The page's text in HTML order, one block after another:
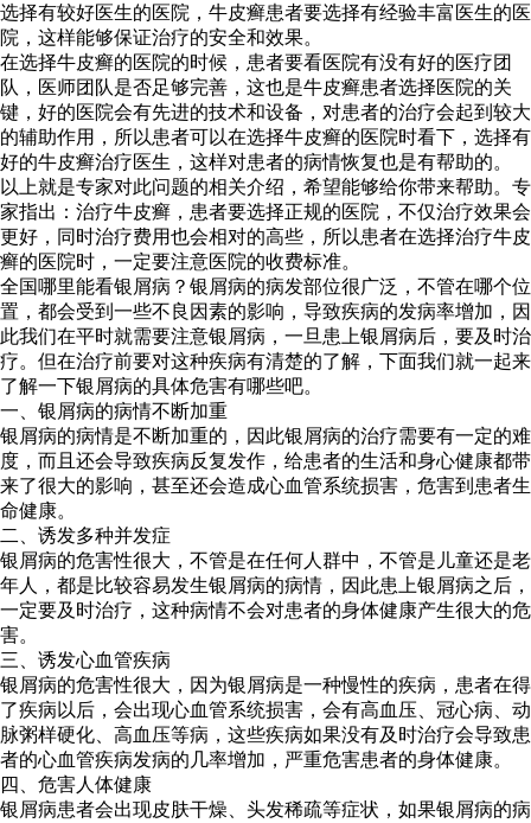
选择有较好医生的医院，牛皮癣患者要选择有经验丰富医生的医
院，这样能够保证治疗的安全和效果。
在选择牛皮癣的医院的时候，患者要看医院有没有好的医疗团
队，医师团队是否足够完善，这也是牛皮癣患者选择医院的关
键，好的医院会有先进的技术和设备，对患者的治疗会起到较大
的辅助作用，所以患者可以在选择牛皮癣的医院时看下，选择有
好的牛皮癣治疗医生，这样对患者的病情恢复也是有帮助的。
以上就是专家对此问题的相关介绍，希望能够给你带来帮助。专
家指出：治疗牛皮癣，患者要选择正规的医院，不仅治疗效果会
更好，同时治疗费用也会相对的高些，所以患者在选择治疗牛皮
癣的医院时，一定要注意医院的收费标准。
全国哪里能看银屑病？银屑病的病发部位很广泛，不管在哪个位
置，都会受到一些不良因素的影响，导致疾病的发病率增加，因
此我们在平时就需要注意银屑病，一旦患上银屑病后，要及时治
疗。但在治疗前要对这种疾病有清楚的了解，下面我们就一起来
了解一下银屑病的具体危害有哪些吧。
一、银屑病的病情不断加重
银屑病的病情是不断加重的，因此银屑病的治疗需要有一定的难
度，而且还会导致疾病反复发作，给患者的生活和身心健康都带
来了很大的影响，甚至还会造成心血管系统损害，危害到患者生
命健康。
二、诱发多种并发症
银屑病的危害性很大，不管是在任何人群中，不管是儿童还是老
年人，都是比较容易发生银屑病的病情，因此患上银屑病之后，
一定要及时治疗，这种病情不会对患者的身体健康产生很大的危
害。
三、诱发心血管疾病
银屑病的危害性很大，因为银屑病是一种慢性的疾病，患者在得
了疾病以后，会出现心血管系统损害，会有高血压、冠心病、动
脉粥样硬化、高血压等病，这些疾病如果没有及时治疗会导致患
者的心血管疾病发病的几率增加，严重危害患者的身体健康。
四、危害人体健康
银屑病患者会出现皮肤干燥、头发稀疏等症状，如果银屑病的病